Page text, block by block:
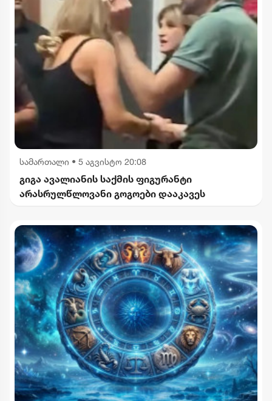
სამართალი • 5 აგვისტო 20:08
გიგა ავალიანის საქმის ფიგურანტი
არასრულწლოვანი გოგოები დააკავეს